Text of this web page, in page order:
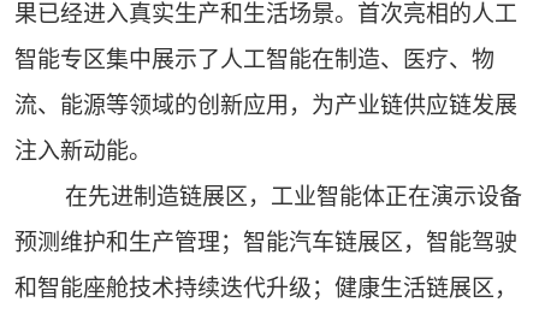
果已经进入真实生产和生活场景。首次亮相的人工
智能专区集中展示了人工智能在制造、医疗、物
流、能源等领域的创新应用，为产业链供应链发展
注入新动能。
在先进制造链展区，工业智能体正在演示设备
预测维护和生产管理；智能汽车链展区，智能驾驶
和智能座舱技术持续迭代升级；健康生活链展区，